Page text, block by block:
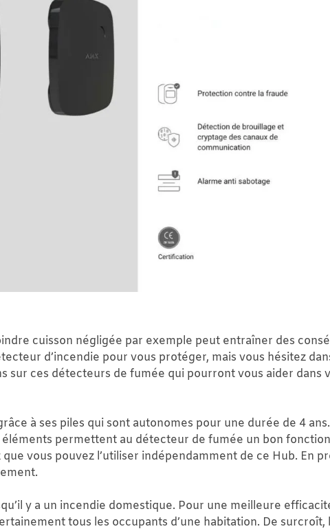
cuisson négligée par exemple peut entraîner des
d’incendie pour vous protéger, mais vous hésitez
sur ces détecteurs de fumée qui pourront vous aider dans
à ses piles qui sont autonomes pour une durée de 4
permettent au détecteur de fumée un bon
vous pouvez l’utiliser indépendamment de ce Hub. En
y a un incendie domestique. Pour une meilleure
tous les occupants d’une habitation. De